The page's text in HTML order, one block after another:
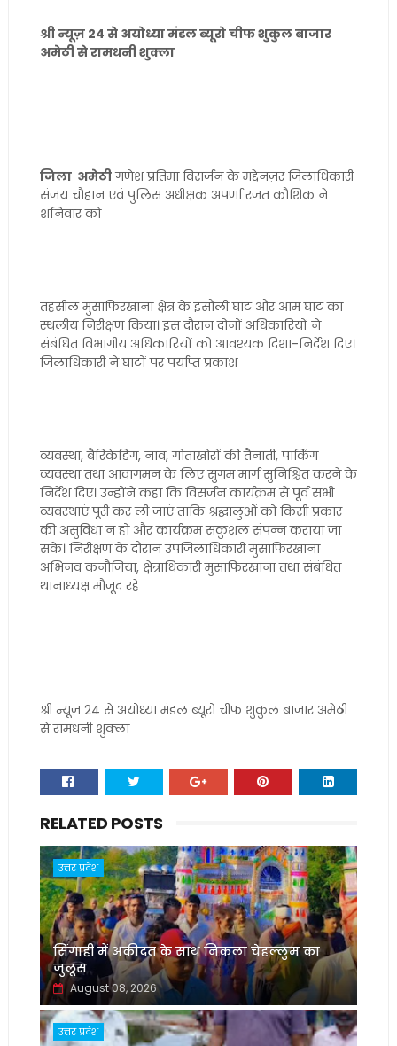
श्री न्यूज़ 24 से अयोध्या मंडल ब्यूरो चीफ शुकुल बाजार
अमेठी से रामधनी शुक्ला
जिला अमेठीगणेश प्रतिमा विसर्जन के मद्देनज़र जिलाधिकारी
संजय चौहान एवं पुलिस अधीक्षक अपर्णा रजत कौशिक ने
शनिवार को
तहसील मुसाफिरखाना क्षेत्र के इसौली घाट और आम घाट का
स्थलीय निरीक्षण किया। इस दौरान दोनों अधिकारियों ने
संबंधित विभागीय अधिकारियों को आवश्यक दिशा-निर्देश दिए।
जिलाधिकारी ने घाटों पर पर्याप्त प्रकाश
व्यवस्था, बैरिकेडिंग, नाव, गोताखोरों की तैनाती, पार्किंग
व्यवस्था तथा आवागमन के लिए सुगम मार्ग सुनिश्चित करने के
निर्देश दिए। उन्होंने कहा कि विसर्जन कार्यक्रम से पूर्व सभी
व्यवस्थाएं पूरी कर ली जाएं ताकि श्रद्धालुओं को किसी प्रकार
की असुविधा न हो और कार्यक्रम सकुशल संपन्न कराया जा
सके। निरीक्षण के दौरान उपजिलाधिकारी मुसाफिरखाना
अभिनव कनौजिया, क्षेत्राधिकारी मुसाफिरखाना तथा संबंधित
थानाध्यक्ष मौजूद रहे
श्री न्यूज़ 24 से अयोध्या मंडल ब्यूरो चीफ शुकुल बाजार अमेठी
से रामधनी शुक्ला
RELATED POSTS
उत्तर प्रदेश
सिंगाही में अकीदत के साथ निकला चेहल्लुम का
जुलूस
August 08, 2026
उत्तर प्रदेश